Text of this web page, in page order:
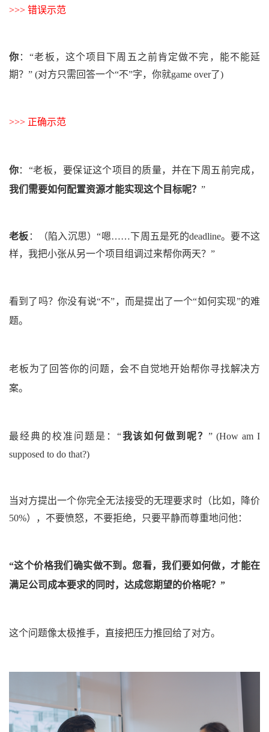
>>> 错误示范
你 ：“老板，这个项目下周五之前肯定做不完，能不能延
期？” (对方只需回答一个“不”字，你就game over了)
>>> 正确示范
你： “老板，要保证这个项目的质量，并在下周五前完成，
我们需要如何配置资源才能实现这个目标呢？ ”
老板 ： （陷入沉思）“嗯……下周五是死的deadline。要不这
样，我把小张从另一个项目组调过来帮你两天？”
看到了吗？你没有说“不”，而是提出了一个“如何实现”的难
题。
老板为了回答你的问题，会不自觉地开始帮你寻找解决方
案。
最经典的校准问题是： “我该如何做到呢？”(How am I
supposed to do that?)
当对方提出一个你完全无法接受的无理要求时（比如，降价
50%）
，不要愤怒，不要拒绝，只要平静而尊重地问他：
“这个价格我们确实做不到。您看，我们要如何做，才能在
满足公司成本要求的同时，达成您期望的价格呢？ ”
这个问题像太极推手，直接把压力推回给了对方。